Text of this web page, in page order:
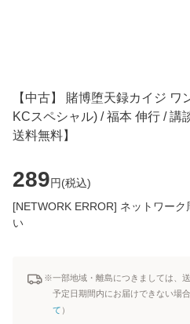
【中古】 賭博堕天録カイジ
KCスペシャル) / 福本 伸行 / 講
送料無料】
289円(税込)
[NETWORK ERROR] ネットワー
い
※一部地域・離島につきましては、
予定日期間内にお届けできない場
て ）